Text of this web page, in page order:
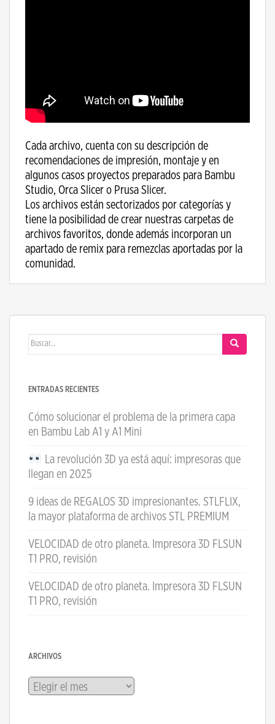
Cada archivo, cuenta con su descripción de
recomendaciones de impresión, montaje y en
algunos casos proyectos preparados para Bambu
Studio, Orca Slicer o Prusa Slicer.
Los archivos están sectorizados por categorías y
tiene la posibilidad de crear nuestras carpetas de
archivos favoritos, donde además incorporan un
apartado de remix para remezclas aportadas por la
comunidad.
Buscar:
ENTRADAS RECIENTES
Cómo solucionar el problema de la primera capa
en Bambu Lab A1 y A1 Mini
La revolución 3D ya está aquí: impresoras que
llegan en 2025
9 ideas de REGALOS 3D impresionantes. STLFLIX,
la mayor plataforma de archivos STL PREMIUM
VELOCIDAD de otro planeta. Impresora 3D FLSUN
T1 PRO, revisión
VELOCIDAD de otro planeta. Impresora 3D FLSUN
T1 PRO, revisión
ARCHIVOS
Archivos